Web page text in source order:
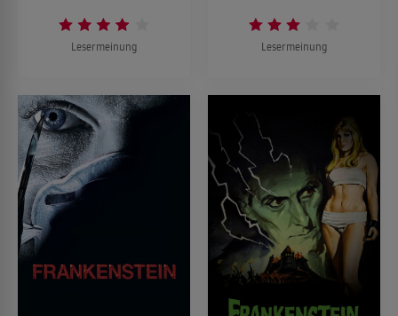
Lesermeinung Lesermeinung